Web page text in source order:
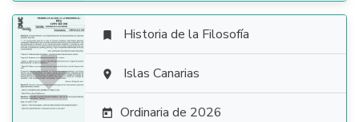

 Historia de la Filosofía
 Islas Canarias
 Ordinaria de 2026